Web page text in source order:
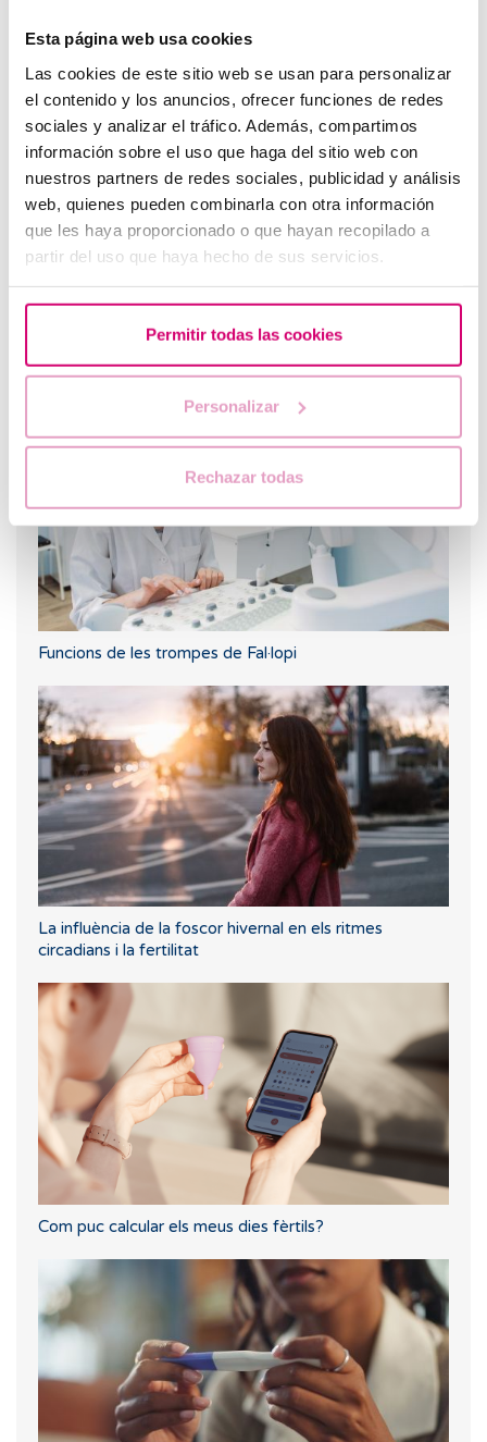
Esta página web usa cookies
Las cookies de este sitio web se usan para personalizar
el contenido y los anuncios, ofrecer funciones de redes
sociales y analizar el tráfico. Además, compartimos
información sobre el uso que haga del sitio web con
nuestros partners de redes sociales, publicidad y análisis
web, quienes pueden combinarla con otra información
que les haya proporcionado o que hayan recopilado a
partir del uso que haya hecho de sus servicios.
Permitir todas las cookies
Personalizar
Rechazar todas
transferència d'embrions?
artificial
Funcions de les trompes de Fal·lopi
La influència de la foscor hivernal en els ritmes
circadians i la fertilitat
Com puc calcular els meus dies fèrtils?